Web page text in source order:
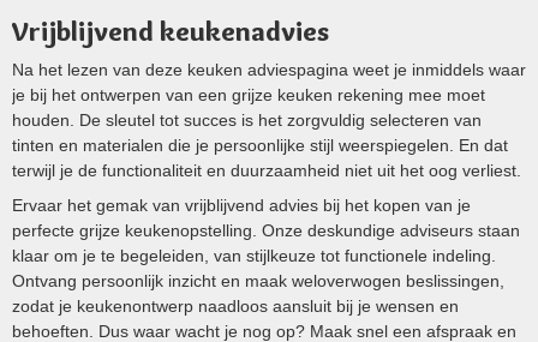
Vrijblijvend keukenadvies
Na het lezen van deze keuken adviespagina weet je inmiddels waar
je bij het ontwerpen van een grijze keuken rekening mee moet
houden. De sleutel tot succes is het zorgvuldig selecteren van
tinten en materialen die je persoonlijke stijl weerspiegelen. En dat
terwijl je de functionaliteit en duurzaamheid niet uit het oog verliest​.
Ervaar het gemak van vrijblijvend advies bij het kopen van je
perfecte grijze keukenopstelling. Onze deskundige adviseurs staan
klaar om je te begeleiden, van stijlkeuze tot functionele indeling.
Ontvang persoonlijk inzicht en maak weloverwogen beslissingen,
zodat je keukenontwerp naadloos aansluit bij je wensen en
behoeften. Dus waar wacht je nog op? Maak snel een afspraak en